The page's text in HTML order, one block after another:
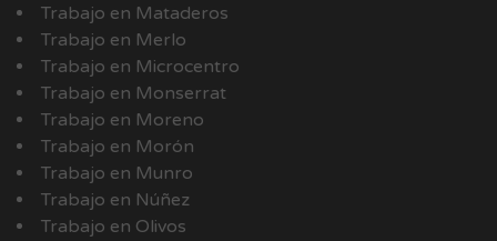
Trabajo en Mataderos
Trabajo en Merlo
Trabajo en Microcentro
Trabajo en Monserrat
Trabajo en Moreno
Trabajo en Morón
Trabajo en Munro
Trabajo en Núñez
Trabajo en Olivos